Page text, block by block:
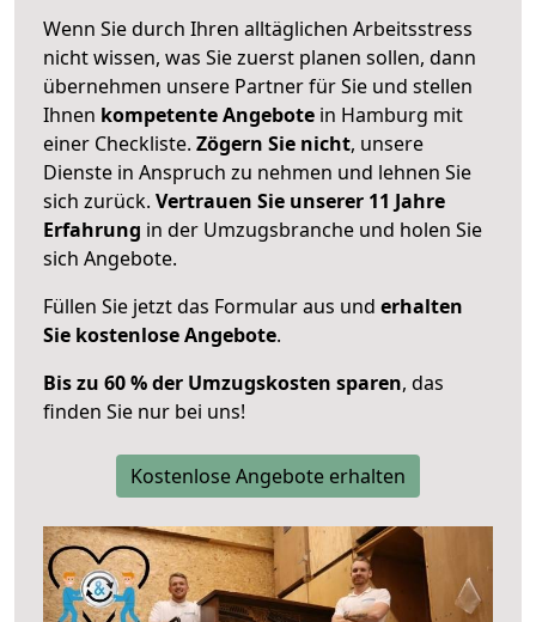
Wenn Sie durch Ihren alltäglichen Arbeitsstress
nicht wissen, was Sie zuerst planen sollen, dann
übernehmen unsere Partner für Sie und stellen
Ihnen kompetente Angebote in Hamburg mit
einer Checkliste. Zögern Sie nicht, unsere
Dienste in Anspruch zu nehmen und lehnen Sie
sich zurück. Vertrauen Sie unserer 11 Jahre
Erfahrung in der Umzugsbranche und holen Sie
sich Angebote.
Füllen Sie jetzt das Formular aus und erhalten
Sie kostenlose Angebote.
Bis zu 60 % der Umzugskosten sparen, das
finden Sie nur bei uns!
Kostenlose Angebote erhalten